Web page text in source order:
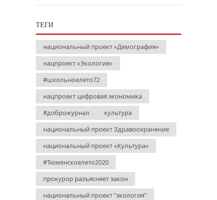
ТЕГИ
национальный проект «Демография»
нацпроект «Экология»
#школьноелето72
нацпроект цифровая экономика
#доброжурнал
культура
национальный проект Здравоохранение
национальный проект «Культура»
#Тюменскоелето2020
прокурор разъясняет закон
национальный проект "экология"